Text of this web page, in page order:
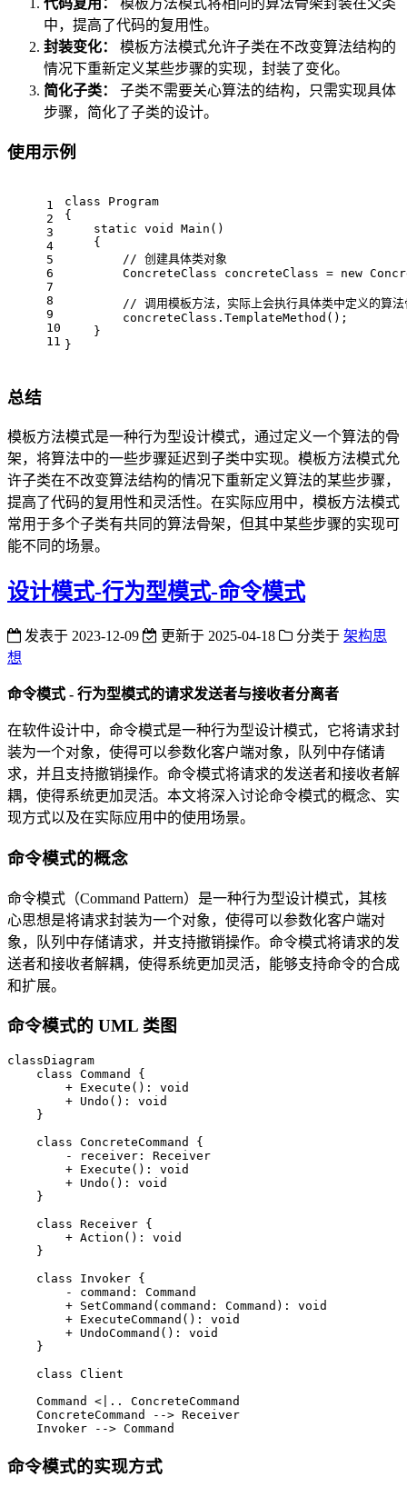
中，提高了代码的复用性。
封装变化：
模板方法模式允许子类在不改变算法结构的
情况下重新定义某些步骤的实现，封装了变化。
简化子类：
子类不需要关心算法的结构，只需实现具体
步骤，简化了子类的设计。
使用示例
1
2
3
4
5
6
7
8
9
10
11
class
Program
{
static void Main ()
    {
// 创建具体类对象
        ConcreteClass concreteClass =
new
// 调用模板方法，实际上会执行具体类中定义的算法
        concreteClass.TemplateMethod();
    }
}
总结
模板方法模式是一种行为型设计模式，通过定义一个算法的骨
架，将算法中的一些步骤延迟到子类中实现。模板方法模式允
许子类在不改变算法结构的情况下重新定义算法的某些步骤，
提高了代码的复用性和灵活性。在实际应用中，模板方法模式
常用于多个子类有共同的算法骨架，但其中某些步骤的实现可
能不同的场景。
设计模式-行为型模式-命令模式
发表于 2023-12-09 更新于 2025-04-18 分类于 架构思
想
命令模式 - 行为型模式的请求发送者与接收者分离者
在软件设计中，命令模式是一种行为型设计模式，它将请求封
装为一个对象，使得可以参数化客户端对象，队列中存储请
求，并且支持撤销操作。命令模式将请求的发送者和接收者解
耦，使得系统更加灵活。本文将深入讨论命令模式的概念、实
现方式以及在实际应用中的使用场景。
命令模式的概念
命令模式（Command Pattern）是一种行为型设计模式，其核
心思想是将请求封装为一个对象，使得可以参数化客户端对
象，队列中存储请求，并支持撤销操作。命令模式将请求的发
送者和接收者解耦，使得系统更加灵活，能够支持命令的合成
和扩展。
命令模式的 UML 类图
classDiagram
    class Command {
        + Execute(): void
        + Undo(): void
    }
    class ConcreteCommand {
        - receiver: Receiver
        + Execute(): void
        + Undo(): void
    }
    class Receiver {
        + Action(): void
    }
    class Invoker {
        - command: Command
        + SetCommand(command: Command): void
        + ExecuteCommand(): void
        + UndoCommand(): void
    }
    class Client
    Command <|.. ConcreteCommand
    ConcreteCommand --> Receiver
    Invoker --> Command
命令模式的实现方式